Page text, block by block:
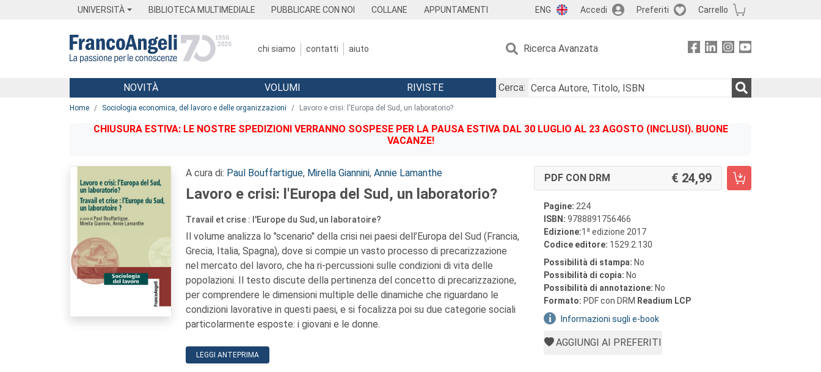
UNIVERSITÀ BIBLIOTECA MULTIMEDIALE PUBBLICARE CON NOI COLLANE APPUNTAMENTI ENG Accedi Preferiti Carrello
chi siamo contatti aiuto Ricerca Avanzata
Menu
NOVITÀ VOLUMI RIVISTE
Cerca:
Home Sociologia economica, del lavoro e delle organizzazioni Lavoro e crisi: l'Europa del Sud, un laboratorio?
CHIUSURA ESTIVA: LE NOSTRE SPEDIZIONI VERRANNO SOSPESE PER LA PAUSA ESTIVA DAL 30 LUGLIO AL 23 AGOSTO (INCLUSI). BUONE
VACANZE!
A cura di: Paul Bouffartigue, Mirella Giannini, Annie Lamanthe
Lavoro e crisi: l'Europa del Sud, un laboratorio?
Travail et crise : l'Europe du Sud, un laboratoire?
Il volume analizza lo "scenario" della crisi nei paesi dell’Europa del Sud (Francia,
Grecia, Italia, Spagna), dove si compie un vasto processo di precarizzazione
nel mercato del lavoro, che ha ri-percussioni sulle condizioni di vita delle
popolazioni. Il testo discute della pertinenza del concetto di precarizzazione,
per comprendere le dimensioni multiple delle dinamiche che riguardano le
condizioni lavorative in questi paesi, e si focalizza poi su due categorie sociali
particolarmente esposte: i giovani e le donne.
LEGGI ANTEPRIMA
PDF CON DRM 24,99
Pagine: 224
ISBN: 9788891756466
Edizione:1 a edizione 2017
Codice editore: 1529.2.130
Possibilità di stampa: No
Possibilità di copia: No
Possibilità di annotazione: No
Formato: PDF con DRM Readium LCP
Informazioni sugli e-book
AGGIUNGI AI PREFERITI